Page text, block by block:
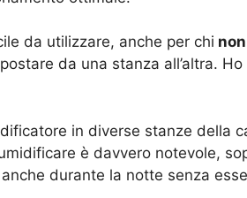
da utilizzare, anche per chi
da una stanza all’altra.
in diverse stanze della
è davvero notevole,
durante la notte senza